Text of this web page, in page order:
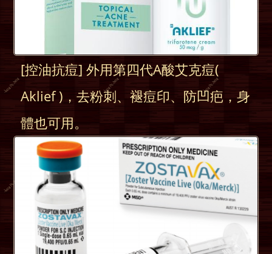
[控油抗痘] 外用第四代A酸艾克痘(
Aklief )，去粉刺、褪痘印、防凹疤，身
體也可用。